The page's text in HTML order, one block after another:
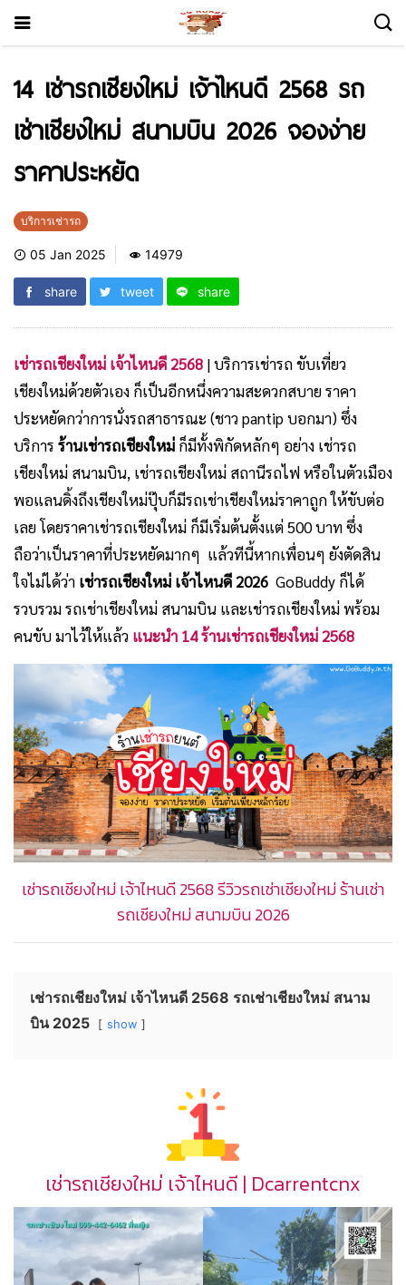
14 เช่ารถเชียงใหม่ เจ้าไหนดี 2568 รถ
เช่าเชียงใหม่ สนามบิน 2026 จองง่าย
ราคาประหยัด
บริการเช่ารถ
05 Jan 2025 14979
share tweet share
เช่ารถเชียงใหม่ เจ้าไหนดี 2568 | บริการเช่ารถ ขับเที่ยว
เชียงใหม่ด้วยตัวเอง ก็เป็นอีกหนึ่งความสะดวกสบาย ราคา
ประหยัดกว่าการนั่งรถสาธารณะ (ชาว pantip บอกมา) ซึ่ง
บริการ ร้านเช่ารถเชียงใหม่ ก็มีทั้งพิกัดหลักๆ อย่าง เช่ารถ
เชียงใหม่ สนามบิน, เช่ารถเชียงใหม่ สถานีรถไฟ หรือในตัวเมือง
พอแลนดิ้งถึงเชียงใหม่ปุ๊บก็มีรถเช่าเชียงใหม่ราคาถูก ให้ขับต่อ
เลย โดยราคาเช่ารถเชียงใหม่ ก็มีเริ่มต้นตั้งแต่ 500 บาท ซึ่ง
ถือว่าเป็นราคาที่ประหยัดมากๆ แล้วทีนี้หากเพื่อนๆ ยังตัดสิน
ใจไม่ได้ว่า เช่ารถเชียงใหม่ เจ้าไหนดี 2026 GoBuddy ก็ได้
รวบรวม รถเช่าเชียงใหม่ สนามบิน และเช่ารถเชียงใหม่ พร้อม
คนขับ มาไว้ให้แล้ว แนะนำ 14 ร้านเช่ารถเชียงใหม่2568
เช่ารถเชียงใหม่ เจ้าไหนดี 2568 รีวิวรถเช่าเชียงใหม่ ร้านเช่า
รถเชียงใหม่ สนามบิน 2026
เช่ารถเชียงใหม่ เจ้าไหนดี 2568 รถเช่าเชียงใหม่ สนาม
บิน 2025
show
เช่ารถเชียงใหม่ เจ้าไหนดี | Dcarrentcnx